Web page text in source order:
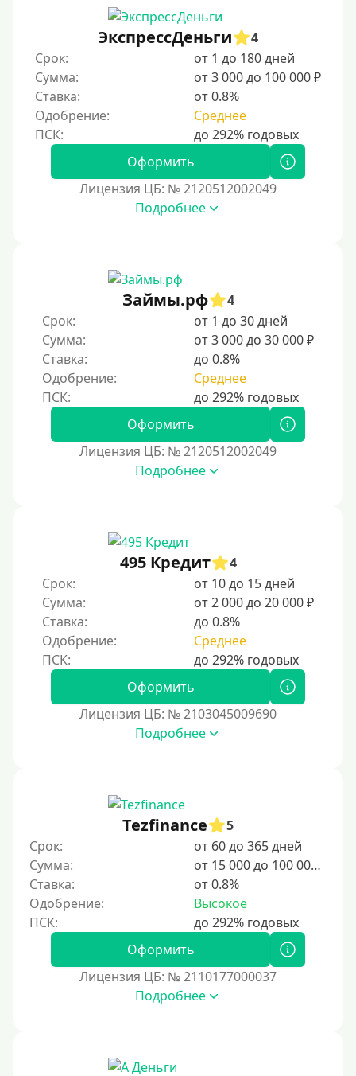
С ежемесячным платежом
Под низкий процент
Без процентов
Первый кредит без переплаты
Без процентов на 30 дней
Без страховок и комиссий
Повторный
Надежные
Без обмана
Без предоплат
Без электронной почты
С автоматическим одобрением
Без номера телефона
Без звонков и проверок
Ночью
На карту круглосуточно
24/7
Деньги в долг
В долг на карту
5 дней
На неделю
10 дней
2 недели
15 дней
30 дней без процентов
ЭкспрессДеньги
4
Срок:
от 1 до 180 дней
Сумма:
от 3 000 до 100 000 ₽
Ставка:
от 0.8%
Одобрение:
Среднее
Оформить
Лицензия ЦБ: № 2120512002049
Подробнее
Займы.рф
4
Срок:
от 1 до 30 дней
Сумма:
от 3 000 до 30 000 ₽
Ставка:
до 0.8%
Одобрение:
Среднее
Оформить
Лицензия ЦБ: № 2120512002049
Подробнее
495 Кредит
4
Срок:
от 10 до 15 дней
Сумма:
от 2 000 до 20 000 ₽
Ставка:
до 0.8%
Одобрение:
Среднее
Оформить
Лицензия ЦБ: № 2103045009690
Подробнее
Tezfinance
5
Срок:
от 60 до 365 дней
Сумма:
от 15 000 до 100 000 ₽
Ставка:
от 0.8%
Одобрение:
Высокое
Оформить
Лицензия ЦБ: № 2110177000037
Подробнее